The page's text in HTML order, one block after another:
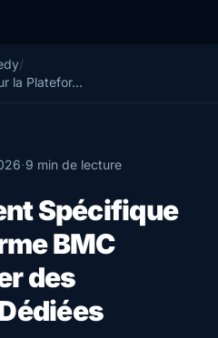
/
la Platefor...
·9 min de lecture
Spécifique
BMC
des